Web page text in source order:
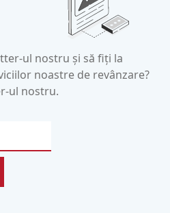
ul nostru și să fiți la
noastre de revânzare?
ul nostru.